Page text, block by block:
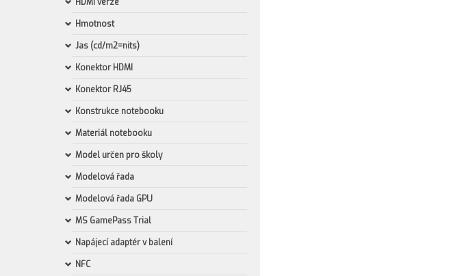
Hmotnost
Jas (cd/m2=nits)
Konektor HDMI
Konektor RJ45
Konstrukce notebooku
Materiál notebooku
Model určen pro školy
Modelová řada
Modelová řada GPU
MS GamePass Trial
Napájecí adaptér v balení
NFC